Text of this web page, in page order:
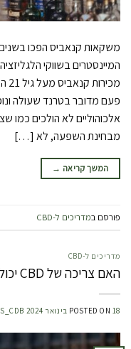
משקאות קנאביס הפכו
המיינסטרים בשווקי
פעם מדובר בטרנד שעולה
אלכוהוליים לא הולכים כמו
מבחינת השפעה, לא […]
המשך קריאה →
פורסם במדריכים ל-CBD
מדריכים ל-CBD
האם צריכה של CBD יכולה להיות ממסטלת?
POSTED ON 18 בינואר 2024